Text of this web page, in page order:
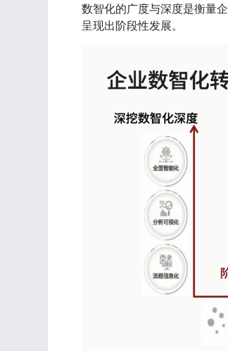
数智化的广度与深度是衡量
呈现出阶段性发展。